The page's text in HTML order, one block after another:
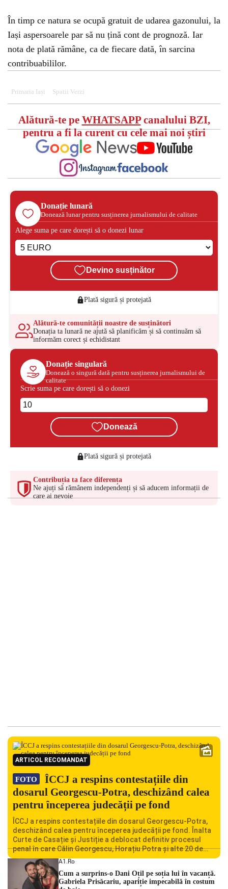
În timp ce natura se ocupă gratuit de udarea gazonului, la
Iași aspersoarele par să nu țină cont de prognoză. Iar
nota de plată rămâne, ca de fiecare dată, în sarcina
contribuabililor.
Primaria Iași Spatii Verzi
Alătură-te pe WHATSAPPcanalului BZI,
pentru a fi la curent cu cele mai noi știri
Donație lunară
Donează lunar pentru susținerea jurnalismului de calitate
Alege suma pe care dorești să o donezi lunar
Devino susținător
Plată sigură și protejată
Alătură-te comunității noastre de susținători
Donația ta lunară ne ajută să planificăm și să continuăm să
informăm corect și echidistant
Donație singulară
Donează o singură dată pentru susținerea jurnalismului de
calitate
Scrie suma pe care dorești să o donezi
Donează
Plată sigură și protejată
Contribuția ta face diferența
Ne ajuți să rămânem independenți și să aducem informații de
care ai nevoie
ARTICOL RECOMANDAT
FOTO
ÎCCJ a respins contestațiile din
dosarul Georgescu-Potra, deschizând calea
pentru începerea judecății pe fond
ÎCCJ a respins contestațiile din dosarul Georgescu-Potra,
deschizând calea pentru începerea judecății pe fond. Înalta
Curte de Casație și Justiție a deblocat definitiv procesul
penal în care Călin Georgescu, Horațiu Potra și alte 20 de
persoane sunt acuzați de acțiuni îndreptate împotriva
ordinii constituționale. În ședința din camera preliminară,
judecătorii de la instanța supremă au […]
A1.ro
Cum a surprins-o Dani Oțil pe soția lui în vacanță.
Gabriela Prisăcariu, apariție impecabilă în costum